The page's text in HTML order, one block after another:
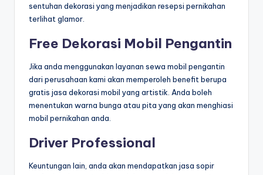
sentuhan dekorasi yang menjadikan resepsi pernikahan
terlihat glamor.
Free Dekorasi Mobil Pengantin
Jika anda menggunakan layanan sewa mobil pengantin
dari perusahaan kami akan memperoleh benefit berupa
gratis jasa dekorasi mobil yang artistik. Anda boleh
menentukan warna bunga atau pita yang akan menghiasi
mobil pernikahan anda.
Driver Professional
Keuntungan lain, anda akan mendapatkan jasa sopir